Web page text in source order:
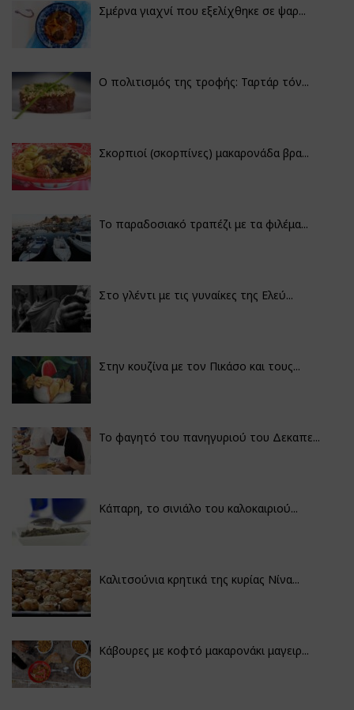
Σμέρνα γιαχνί που εξελίχθηκε σε ψαρ...
Ο πολιτισμός της τροφής: Ταρτάρ τόν...
Σκορπιοί (σκορπίνες) μακαρονάδα βρα...
Το παραδοσιακό τραπέζι με τα φιλέμα...
Στο γλέντι με τις γυναίκες της Ελεύ...
Στην κουζίνα με τον Πικάσο και τους...
Το φαγητό του πανηγυριού του Δεκαπε...
Κάπαρη, το σινιάλο του καλοκαιριού...
Καλιτσούνια κρητικά της κυρίας Νίνα...
Κάβουρες με κοφτό μακαρονάκι μαγειρ...